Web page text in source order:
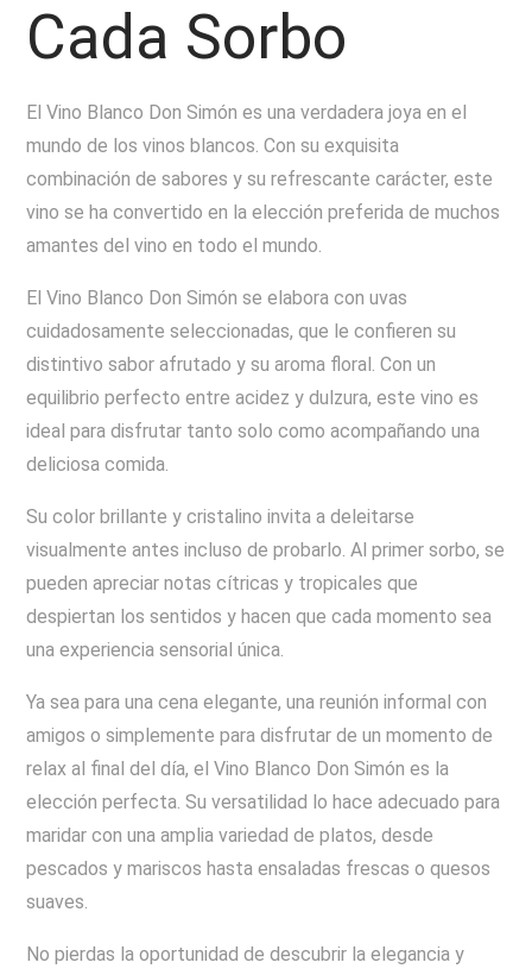
Cada Sorbo
El Vino Blanco Don Simón es una verdadera joya en el
mundo de los vinos blancos. Con su exquisita
combinación de sabores y su refrescante carácter, este
vino se ha convertido en la elección preferida de muchos
amantes del vino en todo el mundo.
El Vino Blanco Don Simón se elabora con uvas
cuidadosamente seleccionadas, que le confieren su
distintivo sabor afrutado y su aroma floral. Con un
equilibrio perfecto entre acidez y dulzura, este vino es
ideal para disfrutar tanto solo como acompañando una
deliciosa comida.
Su color brillante y cristalino invita a deleitarse
visualmente antes incluso de probarlo. Al primer sorbo, se
pueden apreciar notas cítricas y tropicales que
despiertan los sentidos y hacen que cada momento sea
una experiencia sensorial única.
Ya sea para una cena elegante, una reunión informal con
amigos o simplemente para disfrutar de un momento de
relax al final del día, el Vino Blanco Don Simón es la
elección perfecta. Su versatilidad lo hace adecuado para
maridar con una amplia variedad de platos, desde
pescados y mariscos hasta ensaladas frescas o quesos
suaves.
No pierdas la oportunidad de descubrir la elegancia y